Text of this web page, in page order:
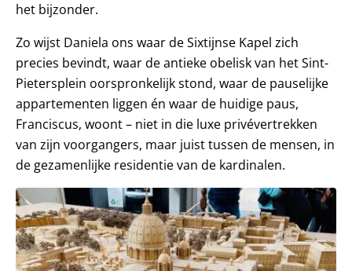
het bijzonder.
Zo wijst Daniela ons waar de Sixtijnse Kapel zich
precies bevindt, waar de antieke obelisk van het Sint-
Pietersplein oorspronkelijk stond, waar de pauselijke
appartementen liggen én waar de huidige paus,
Franciscus, woont – niet in die luxe privévertrekken
van zijn voorgangers, maar juist tussen de mensen, in
de gezamenlijke residentie van de kardinalen.